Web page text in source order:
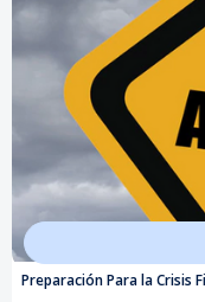
Preparación Para la Crisis